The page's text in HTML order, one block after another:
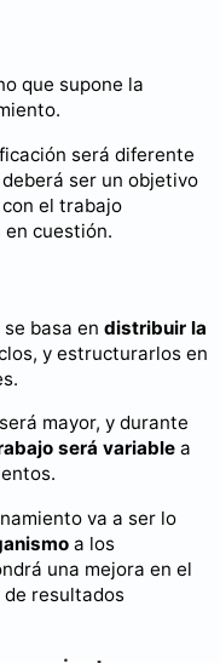
que supone la
será diferente
deberá ser un objetivo
el trabajo
cuestión.
basa en distribuir la
y estructurarlos en
mayor, y durante
será variable a
va a ser lo
a los
una mejora en el
resultados